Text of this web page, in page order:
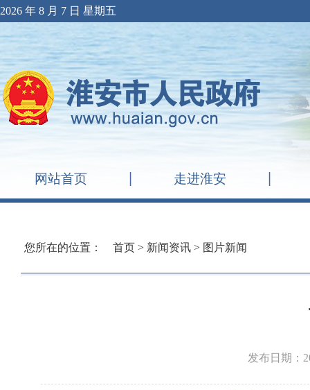
2026 年 8 月 7 日 星期五
网站首页 走进淮安
您所在的位置： 首页 > 新闻资讯 > 图片新闻
发布日期：